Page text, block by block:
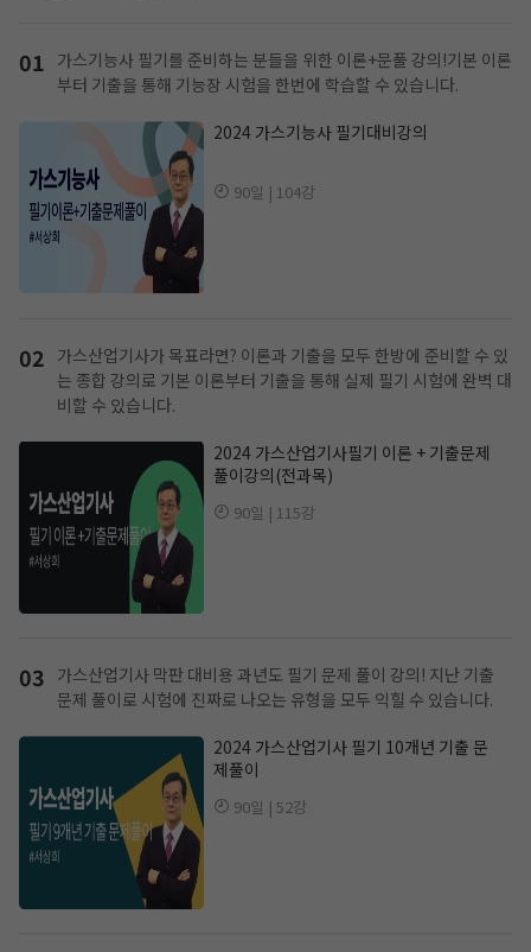
2024 가스기능사 필기대비강의
90일 | 104강
01 가스기능사 필기를 준비하는 분들을 위한 이론+문풀 강의!기본 이론
부터 기출을 통해 기능장 시험을 한번에 학습할 수 있습니다.
2024 가스산업기사필기 이론 + 기출문제
풀이강의(전과목)
90일 | 115강
02 가스산업기사가 목표라면? 이론과 기출을 모두 한방에 준비할 수 있
는 종합 강의로 기본 이론부터 기출을 통해 실제 필기 시험에 완벽 대
비할 수 있습니다.
2024 가스산업기사 필기 10개년 기출 문
제풀이
90일 | 52강
03 가스산업기사 막판 대비용 과년도 필기 문제 풀이 강의! 지난 기출
문제 풀이로 시험에 진짜로 나오는 유형을 모두 익힐 수 있습니다.